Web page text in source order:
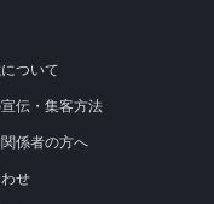
ついて
伝・集客方法
係者の方へ
せ